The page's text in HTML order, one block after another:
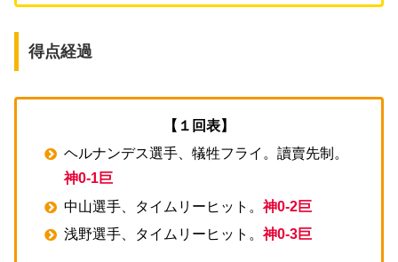
得点経過
【１回表】
ヘルナンデス選手、犠牲フライ。讀賣先制。
神0-1巨
中山選手、タイムリーヒット。神0-2巨
浅野選手、タイムリーヒット。神0-3巨